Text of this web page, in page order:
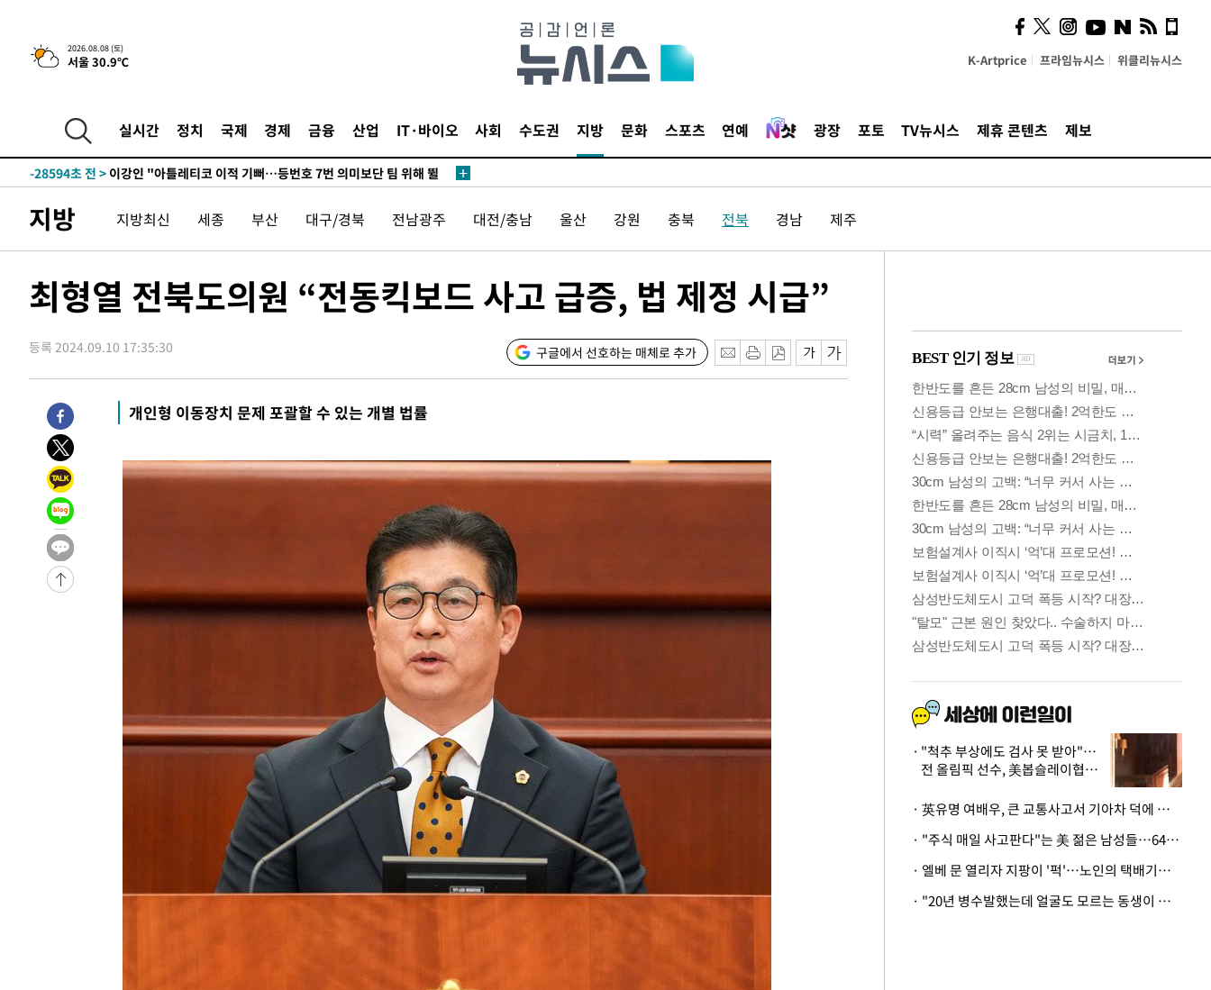
2026.08.08 (토)
서울 30.9℃ K-Artprice 프라임뉴시스 위클리뉴시스
실시간 정치 국제 경제 금융 산업 IT·바이오 사회 수도권 지방 문화 스포츠 연예 광장 포토 TV뉴시스 제휴 콘텐츠 제보
5시간 전 >[속보]뉴욕증시 상승 마감…S&P 0.6% 나스닥 1.3%↑
한민수·김용 순
-29778초 전 >
[속보]김민석, 與 전대 당원투표 누적 득표율 45.42%로 1위… 정
청래 44.56%
-29060초 전 >
42.08%·宋 10.17%
-28594초 전 > 이강인 "아틀레티코 이적 기뻐…등번호 7번 의미보단 팀 위해 뛸
-22303초 전 >
낮 최고 35도 '무더위'…동해안 시간당 30㎜ '강한 비'[내일날씨]
-21573초 전 >[속보]이강인 "감독님이 원하는 마음 느꼈고, 많은 트로피 원해 아
-20324초 전 >온열질환 사망자 3명 늘어…누적 환자 3000명 돌파
-10376초 전 >백운산서 80년근 천종산삼 9뿌리 발견…감정가 1.3억원
-8086초 전 >선재도서 해루질 나섰다 실종 60대, 닷새 만에 숨진 채 발견
-5620초 전 >
남자 농구, 나고야 아시안게임서 '홈팀' 일본과 한일전
-4996초 전 >
여수 오동도 해상서 모터보트 전복…1명 사망·1명 실종
-1223초 전 >
주 날씨]
29분 전 >
축구협회 "압수수색·성접대 논란 사과…쇄신의 기회로 삼겠다"
54분 전 >
[속보]'압수수색·성접대 논란' 축구협회 "실망과 걱정 안겨드려 죄송"
4시간 전 >
5시간 전 >
[속보]뉴욕증시 상승 마감…S&P 0.6% 나스닥 1.3%↑
-29825초 전 >
[속보]與최고위원 제주·인천 순회경선…박선원·최민희·서미화·
한민수·김용 순
[속보]김민석, 與 전대 당원투표 누적 득표율 45.42%로 1위… 정
[속보]與 대표 경선 제주·인천 당원투표…金 47.75%·鄭
이강인 "아틀레티코 이적 기뻐…등번호 7번 의미보단 팀 위해 뛸
[속보]與 당대표 경선, 제주·인천 권리당원 투표 김민석 승리
낮 최고 35도 '무더위'…동해안 시간당 30㎜ '강한 비'[내일날씨]
[속보]이강인 "감독님이 원하는 마음 느꼈고, 많은 트로피 원해 아
수도권 40도 육박 '펄펄'…동해안 일부 지역엔 호의주의보
온열질환 사망자 3명 늘어…누적 환자 3000명 돌파
강릉에 시간당 81.4㎜ 물폭탄…도로 잠기고 담벼락 붕괴
백운산서 80년근 천종산삼 9뿌리 발견…감정가 1.3억원
선재도서 해루질 나섰다 실종 60대, 닷새 만에 숨진 채 발견
남자 농구, 나고야 아시안게임서 '홈팀' 일본과 한일전
여수 오동도 해상서 모터보트 전복…1명 사망·1명 실종
극한폭염 한풀 꺾이지만…'낮 최고 35도' 무더위, 열대야 계속[다음
[속보]'압수수색·성접대 논란' 축구협회 "실망과 걱정 안겨드려 죄송"
지방 지방최신 세종 부산 대구/경북 전남광주 대전/충남 울산 강원 충북 전북 경남 제주
최형열 전북도의원 “전동킥보드 사고 급증, 법 제정 시급”
등록 2024.09.10 17:35:30 구글에서 선호하는 매체로 추가
개인형 이동장치 문제 포괄할 수 있는 개별 법률
사이 해답 찾았죠"…알을
깨고 나온 '초자아'
"척추 부상에도 검사 못 받아"…
전 올림픽 선수, 美봅슬레이협회
· 英유명 여배우, 큰 교통사고서 기아차 덕에 살았다
· "주식 매일 사고판다"는 美 젊은 남성들…64%가 "나는 인생의 패배자“
· 엘베 문 열리자 지팡이 '퍽'…노인의 택배기사 폭행 이유
· "20년 병수발했는데 얼굴도 모르는 동생이 유산 절반을"…배다른 형제 상속권 있을까